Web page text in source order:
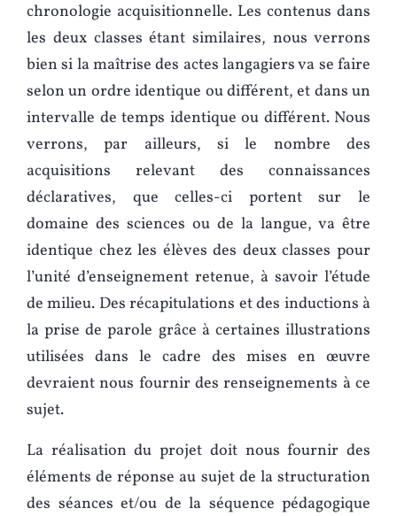
chronologie acquisitionnelle. Les contenus dans
les deux classes étant similaires, nous verrons
bien si la maîtrise des actes langagiers va se faire
selon un ordre identique ou différent, et dans un
intervalle de temps identique ou différent. Nous
verrons, par ailleurs, si le nombre des
acquisitions relevant des connaissances
déclaratives, que celles-ci portent sur le
domaine des sciences ou de la langue, va être
identique chez les élèves des deux classes pour
l’unité d’enseignement retenue, à savoir l’étude
de milieu. Des récapitulations et des inductions à
la prise de parole grâce à certaines illustrations
utilisées dans le cadre des mises en œuvre
devraient nous fournir des renseignements à ce
sujet.
La réalisation du projet doit nous fournir des
éléments de réponse au sujet de la structuration
des séances et/ou de la séquence pédagogique